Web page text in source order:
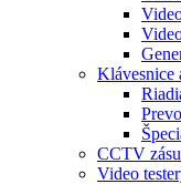
Klávesnice
CCTV
Video